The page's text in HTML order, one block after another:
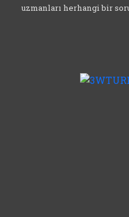
uzmanları herhangi bir